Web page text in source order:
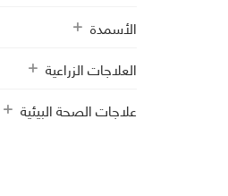
الأسمدة
العلاجات الزراعية
علاجات الصحة البيئية